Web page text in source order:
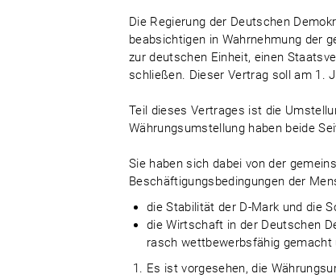
Die Regierung der Deutschen
beabsichtigen in Wahrnehmung der
zur deutschen Einheit, einen
schließen. Dieser Vertrag soll am 1.
Teil dieses Vertrages ist die
Währungsumstellung haben beide
Sie haben sich dabei von der
Beschäftigungsbedingungen der
die Stabilität der D-Mark und die
die Wirtschaft in der Deutschen
rasch wettbewerbsfähig
Es ist vorgesehen, die